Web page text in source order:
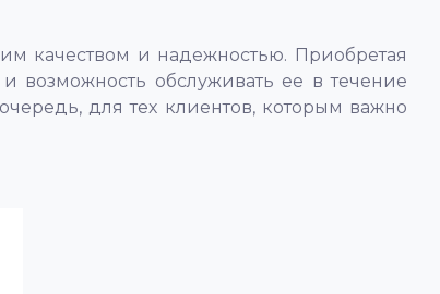
качеством и надежностью. Приобретая
возможность обслуживать ее в течение
для тех клиентов, которым важно